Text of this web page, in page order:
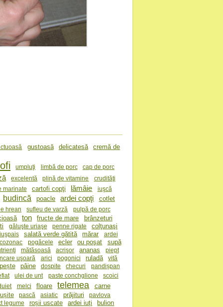
gustoasă delicatesă cremă de
umpluţi limbă de porc cap de porc
excelentă plină de vitamine
crudităţi
marinate
cartofi copţi lămâie iuşcă
budincă poacle ardei copţi cotlet
hrean sufleu de varză pulpă de porc
ton fructe de mare
brânzeturi
găluşte uriaşe penne rigate colţunaşi
salată verde gătită mărar
ardei
cozonac
pogăcele ecler ou poşat supă
mătăsoasă acrişor ananas
piept
uşoară
arici pogonici ruladă vită
pâine dospite checuri
pandișpan
ulei de unt paste conchglione
scoici
melci floare telemea
carne
pască asiatic prăjituri
pavlova
legume
roșii uscate ardei iuți bulion